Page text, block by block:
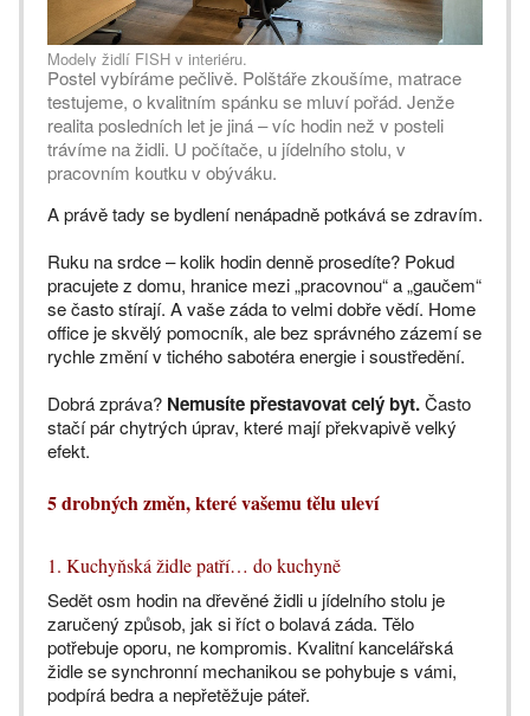
Modely židlí FISH v interiéru.
Postel vybíráme pečlivě. Polštáře zkoušíme, matrace
testujeme, o kvalitním spánku se mluví pořád. Jenže
realita posledních let je jiná – víc hodin než v posteli
trávíme na židli. U počítače, u jídelního stolu, v
pracovním koutku v obýváku.
A právě tady se bydlení nenápadně potkává se zdravím.
Ruku na srdce – kolik hodin denně prosedíte? Pokud
pracujete z domu, hranice mezi „pracovnou“ a „gaučem“
se často stírají. A vaše záda to velmi dobře vědí. Home
office je skvělý pomocník, ale bez správného zázemí se
rychle změní v tichého sabotéra energie i soustředění.
Dobrá zpráva? Nemusíte přestavovat celý byt.Často
stačí pár chytrých úprav, které mají překvapivě velký
efekt.
5 drobných změn, které vašemu tělu uleví
1. Kuchyňská židle patří… do kuchyně
Sedět osm hodin na dřevěné židli u jídelního stolu je
zaručený způsob, jak si říct o bolavá záda. Tělo
potřebuje oporu, ne kompromis. Kvalitní kancelářská
židle se synchronní mechanikou se pohybuje s vámi,
podpírá bedra a nepřetěžuje páteř.